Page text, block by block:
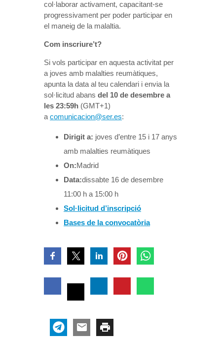
col·laborar activament, capacitant-se
progressivament per poder participar en
el maneig de la malaltia.
Com inscriure’t?
Si vols participar en aquesta activitat per
a joves amb malalties reumàtiques,
apunta la data al teu calendari i envia la
sol·licitud abans del 10 de desembre a
les 23:59h (GMT+1)
a comunicacion@ser.es:
Dirigit a: joves d’entre 15 i 17 anys
amb malalties reumàtiques
On:Madrid
Data:dissabte 16 de desembre
11:00 h a 15:00 h
Sol·licitud d’inscripció
Bases de la convocatòria